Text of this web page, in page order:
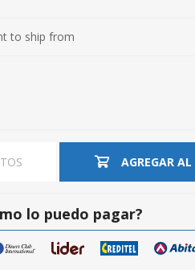
to ship from
AGREGAR
lo puedo pagar?